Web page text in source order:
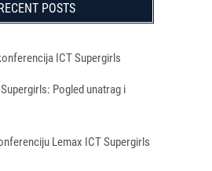
POSTS
ICT Supergirls
Pogled unatrag i
Lemax ICT Supergirls